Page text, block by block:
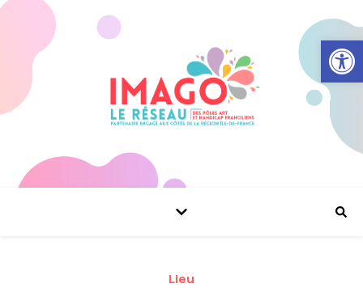
Ouvrir
Lieu